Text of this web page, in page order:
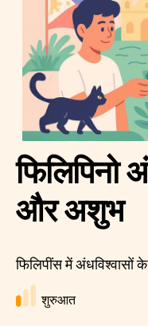
फिलिपिनो
और अशुभ
फिलिपींस में अंधविश्वासों
शुरुआत